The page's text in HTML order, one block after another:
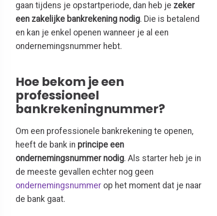
gaan tijdens je opstartperiode, dan heb je zeker
een zakelijke bankrekening nodig. Die is betalend
en kan je enkel openen wanneer je al een
ondernemingsnummer hebt.
Hoe bekom je een
professioneel
bankrekeningnummer?
Om een professionele bankrekening te openen,
heeft de bank in principe een
ondernemingsnummer nodig. Als starter heb je in
de meeste gevallen echter nog geen
ondernemingsnummer op het moment dat je naar
de bank gaat.